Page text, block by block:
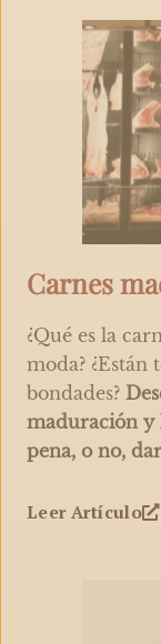
Carnes
¿Qué es la
moda? ¿Están
bondades?
maduración y
pena, o no,
Leer Artículo